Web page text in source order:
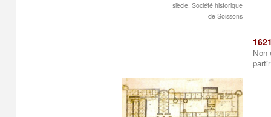
siècle. Société historique
de Soissons
Non